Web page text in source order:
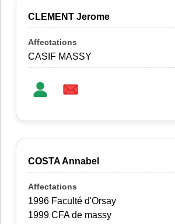
CLEMENT Jerome
CASIF MASSY
COSTA Annabel
1996 Faculté d'Orsay
1999 CFA de massy